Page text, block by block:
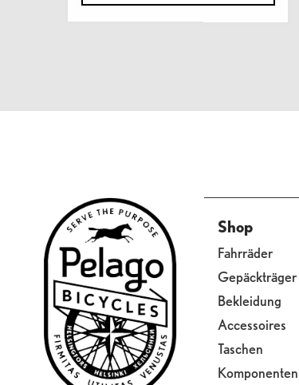
Shop
Fahrräder
Bekleidung
Accessoires
Taschen
Komponenten